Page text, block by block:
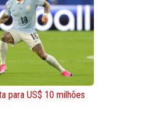
para US$ 10 milhões